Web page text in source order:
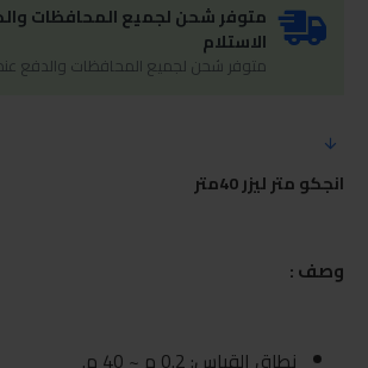
متوفر شحن لجميع المحافظات
الاستلام
متوفر شحن لجميع المحافظات والدفع
انجكو متر ليزر 40متر
وصف :
نطاق القياس: 0.2 م ~ 40 م.